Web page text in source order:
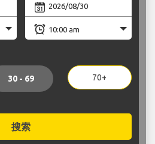
30 - 69 70+
搜索